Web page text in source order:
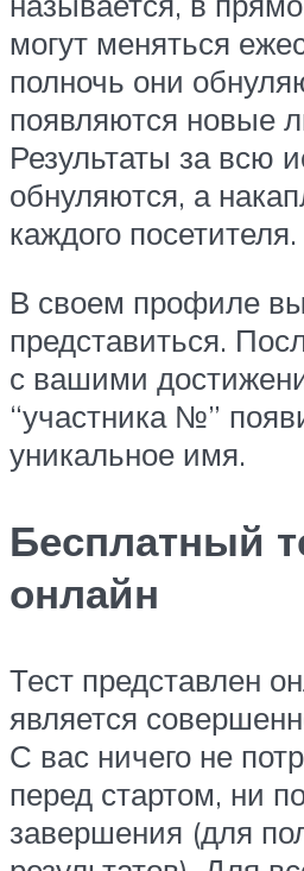
могут меняться
полночь они
появляются новые
Результаты за всю
обнуляются, а
каждого посетителя.
В своем профиле
представиться.
с вашими
“участника №”
уникальное имя.
Бесплатный
онлайн
Тест представлен
является
С вас ничего не
перед стартом, ни
завершения (для